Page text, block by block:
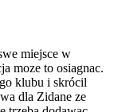
miejsce w
moze to osiagnac.
klubu i skrócil
dla Zidane ze